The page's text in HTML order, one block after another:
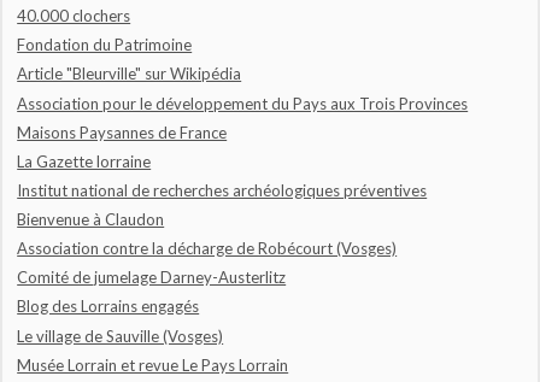
40.000 clochers
Fondation du Patrimoine
Article "Bleurville" sur Wikipédia
Association pour le développement du Pays aux Trois Provinces
Maisons Paysannes de France
La Gazette lorraine
Institut national de recherches archéologiques préventives
Bienvenue à Claudon
Association contre la décharge de Robécourt (Vosges)
Comité de jumelage Darney-Austerlitz
Blog des Lorrains engagés
Le village de Sauville (Vosges)
Musée Lorrain et revue Le Pays Lorrain